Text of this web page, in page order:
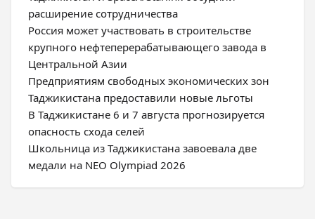
расширение сотрудничества
Россия может участвовать в строительстве
крупного нефтеперерабатывающего завода в
Центральной Азии
Предприятиям свободных экономических зон
Таджикистана предоставили новые льготы
В Таджикистане 6 и 7 августа прогнозируется
опасность схода селей
Школьница из Таджикистана завоевала две
медали на NEO Olympiad 2026